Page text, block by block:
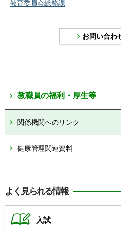
教育委員会総務課
教職員の福利・厚生等
関係機関へのリンク
健康管理関連資料
よく見られる情報
入試